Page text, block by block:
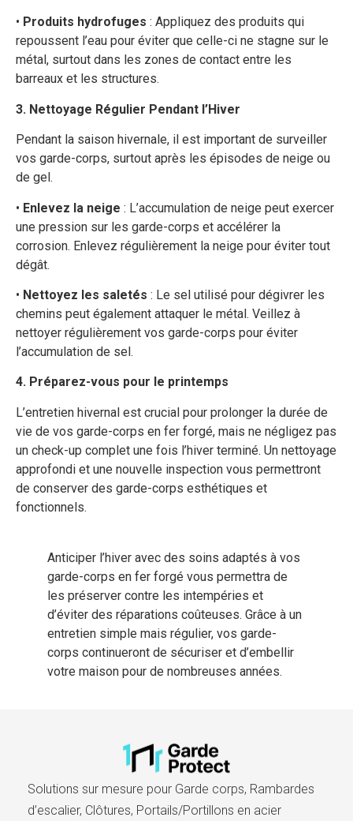
• Produits hydrofuges : Appliquez des produits qui
repoussent l’eau pour éviter que celle-ci ne stagne sur le
métal, surtout dans les zones de contact entre les
barreaux et les structures.
3. Nettoyage Régulier Pendant l’Hiver
Pendant la saison hivernale, il est important de surveiller
vos garde-corps, surtout après les épisodes de neige ou
de gel.
• Enlevez la neige : L’accumulation de neige peut exercer
une pression sur les garde-corps et accélérer la
corrosion. Enlevez régulièrement la neige pour éviter tout
dégât.
• Nettoyez les saletés : Le sel utilisé pour dégivrer les
chemins peut également attaquer le métal. Veillez à
nettoyer régulièrement vos garde-corps pour éviter
l’accumulation de sel.
4. Préparez-vous pour le printemps
L’entretien hivernal est crucial pour prolonger la durée de
vie de vos garde-corps en fer forgé, mais ne négligez pas
un check-up complet une fois l’hiver terminé. Un nettoyage
approfondi et une nouvelle inspection vous permettront
de conserver des garde-corps esthétiques et
fonctionnels.
Anticiper l’hiver avec des soins adaptés à vos
garde-corps en fer forgé vous permettra de
les préserver contre les intempéries et
d’éviter des réparations coûteuses. Grâce à un
entretien simple mais régulier, vos garde-
corps continueront de sécuriser et d’embellir
votre maison pour de nombreuses années.
Solutions sur mesure pour Garde corps, Rambardes
d’escalier, Clôtures, Portails/Portillons en acier​